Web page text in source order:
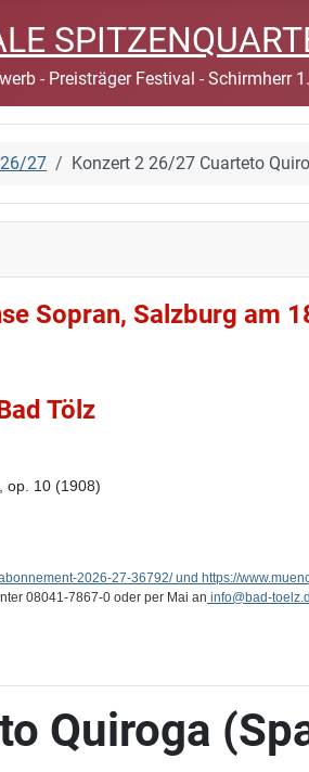
- Preisträger Festival - Schirmherr
27 Konzert 2 26/27 Cuarteto
Sopran, Salzburg am
Tölz
op. 10 (1908)
2026-27-36792/ und https://
08041-7867-0 oder per Mai an info@bad-
Quiroga